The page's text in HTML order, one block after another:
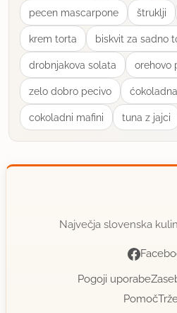
pecen mascarpone štruklji
krem torta biskvit za sadno
drobnjakova solata orehovo
zelo dobro pecivo
cokoladni mafini tuna z jajci
Največja slovenska
Pogoji uporabe
Pomoč